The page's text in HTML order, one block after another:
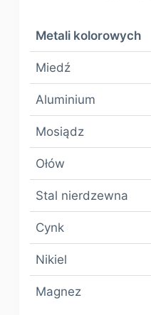
Metali kolorowych
Miedź
Aluminium
Mosiądz
Ołów
Stal nierdzewna
Cynk
Nikiel
Magnez